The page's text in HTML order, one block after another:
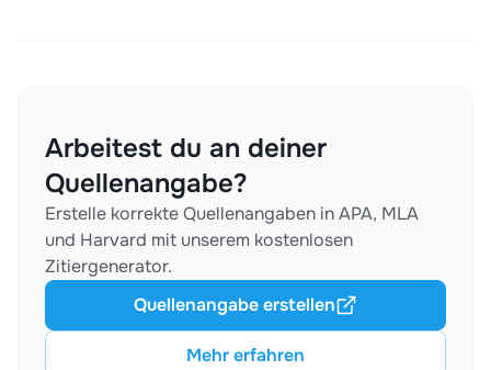
Arbeitest du an deiner
Quellenangabe?
Erstelle korrekte Quellenangaben in APA, MLA
und Harvard mit unserem kostenlosen
Zitiergenerator.
Mehr erfahren
Quellenangabe erstellen